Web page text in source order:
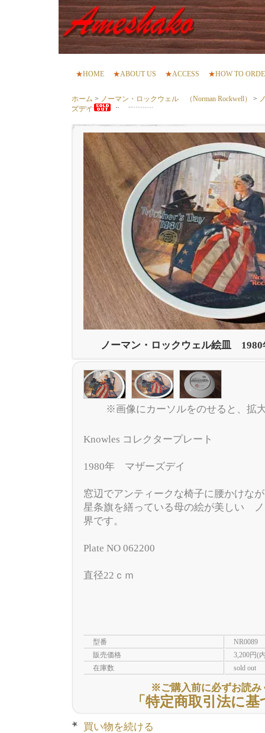
★HOME ★ABOUT US ★ACCESS ★HOW TO
ホーム > ノーマン・ロックウェル （Norman Rockwell） >
ズデイ
ノーマン・ロックウェル絵皿
※画像にカーソルをのせると、拡
Knowles コレクタープレート
1980年 マザーズデイ
窓辺でアンティークな椅子に腰かけな
星条旗を繕っている母の絵が美しい
界です。
Plate NO 062200
直径22ｃｍ
型番
NR0089
販売価格
3,200円(
在庫数
sold out
※ご購入前に必ずお読み
「特定商取引法に
買い物を続ける